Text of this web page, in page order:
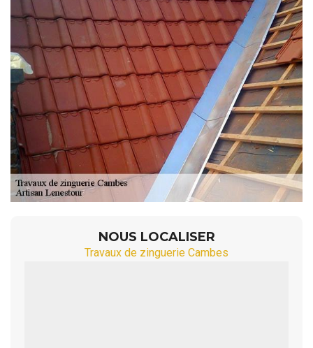
NOUS LOCALISER
Travaux de zinguerie Cambes